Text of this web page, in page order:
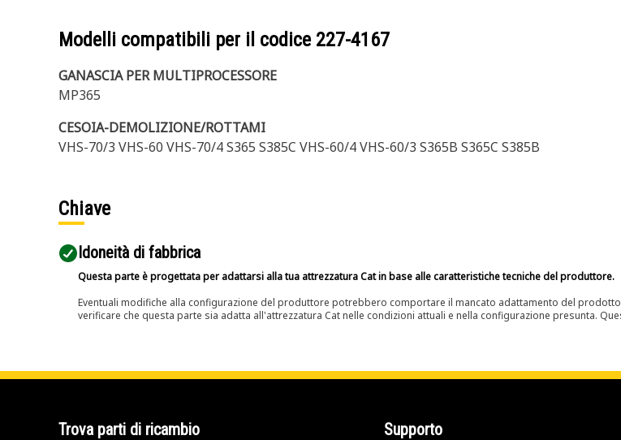
Modelli compatibili per il codice 227-4167
GANASCIA PER MULTIPROCESSORE
MP365
CESOIA-DEMOLIZIONE/ROTTAMI
VHS-70/3 VHS-60 VHS-70/4 S365 S385C VHS-60/4 VHS-60/3 S365B S365C S385B
Chiave
Idoneità di fabbrica
Questa parte è progettata per adattarsi alla tua attrezzatura Cat in base alle caratteristiche tecniche del produttore.
Eventuali modifiche alla configurazione del produttore potrebbero comportare il mancato adattamento del
verificare che questa parte sia adatta all'attrezzatura Cat nelle condizioni attuali e nella configurazione presunta.
Trova parti di ricambio Supporto